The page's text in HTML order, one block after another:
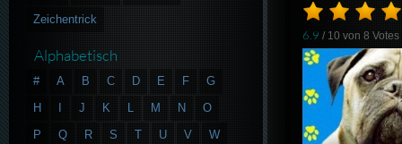
6.9 / 10 von8 Votes
Zeichentrick
Alphabetisch
# A B C D E F
G
H
J K L M N
O
P
Q R S T U V
W